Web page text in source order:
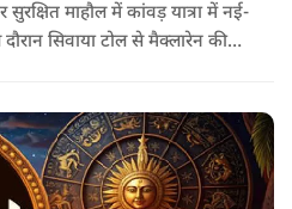
माहौल में कांवड़ यात्रा में नई-
सिवाया टोल से मैक्लारेन की